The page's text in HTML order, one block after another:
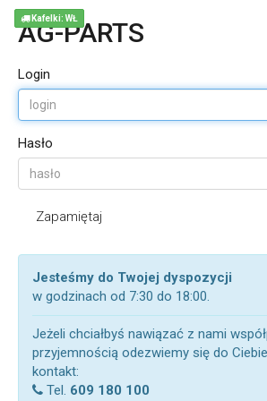
AG-PARTS
Login
Hasło
Zapamiętaj
Jesteśmy do Twojej dyspozycji
w godzinach od 7:30 do 18:00.
Jeżeli chciałbyś nawiązać z nami
przyjemnością odezwiemy się do
kontakt:
Tel. 609 180 100
Kafelki: WŁ